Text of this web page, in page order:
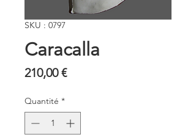
SKU : 0797
Caracalla
210,00 €Prix
Quantité *